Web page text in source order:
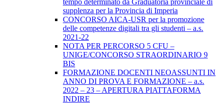
tempo determinato da Graduatoria provinciale di
supplenza per la Provincia di Imperia
CONCORSO AICA-USR per la promozione
delle competenze digitali tra gli studenti – a.s.
2021-22
NOTA PER PERCORSO 5 CFU –
UNIGE/CONCORSO STRAORDINARIO 9
BIS
FORMAZIONE DOCENTI NEOASSUNTI IN
ANNO DI PROVA E FORMAZIONE – a.s.
2022 – 23 – APERTURA PIATTAFORMA
INDIRE